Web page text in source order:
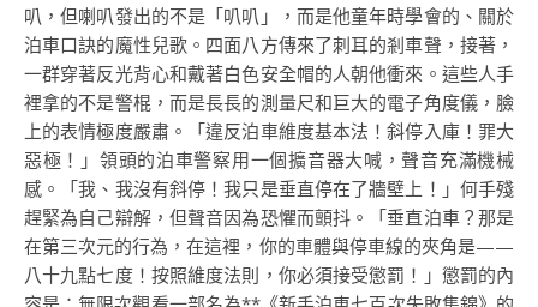
叭，但喇叭發出的不是「叭叭」，而是他童年時學會的、關於
泊車口訣的魔性兒歌。四面八方傳來了刺耳的剎車聲，接著，
一群穿著反光背心和戴著白色安全帽的人朝他衝來。這些人手
裡拿的不是警棍，而是長長的測量尺和巨大的電子角度儀，臉
上的表情極度嚴肅。「違反泊車維度基本法！斜停入庫！罪大
惡極！」領頭的泊車警察用一個擴音器大喊，聲音充滿機械
感。「我、我沒有斜停！我只是垂直停在了牆壁上！」何手殘
趕緊為自己辯解，但聲音因為恐懼而顫抖。「垂直泊車？那是
在第三次元的行為，在這裡，你的車體與停車線的夾角是——
八十九點七度！按照維度法則，你必須接受懲罰！」懲罰的內